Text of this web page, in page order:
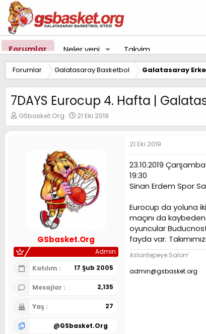
Forumlar Neler yeni Takvim
Forumlar Galatasaray Basketbol Galatasaray
7DAYS Eurocup 4. Hafta |
K
o
GSbasket.Org
B
a
g
ı
ç
t
a
r
i
21 Eki 2019
GSbasket.Org
Admin
Katılım
17 Şub 2005
Mesajlar 2,135
Yaş 27
@GSbasket.Org
21 Eki 2019
23.10.2019 Çarşamba
19:30
Sinan Erdem Spor
Eurocup da yoluna
maçını da
oyuncular
fayda var.
Aslantepeye Salon!
admin@gsbasket.org